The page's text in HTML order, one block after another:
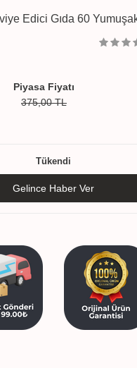
Edici Gıda 60
Piyasa Fiyatı
375,00TL
Tükendi
Gelince Haber Ver